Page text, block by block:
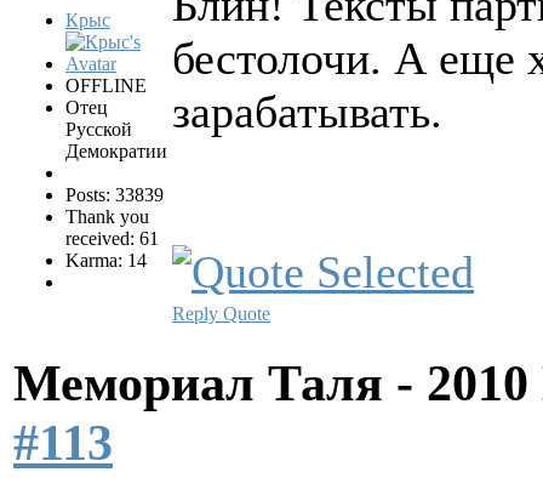
Крыс
OFFLINE
Отец
Русской
Демократии
Posts: 33839
Thank you
received: 61
Karma: 14
бестолочи. А еще
зарабатывать.
Reply Quote
Мемориал Таля -
#113